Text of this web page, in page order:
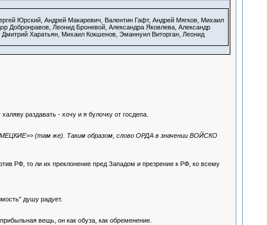
Юрский, Андрей Макаревич, Валентин Гафт, Андрей Мягков, Михаил
Добронравов, Леонид Броневой, Александра Яковлева, Александр
Харатьян, Михаил Кокшенов, Эманнуил Виторган, Леонид
раздавать - хочу и я булочку от госдепа.
(там же). Таким образом, слово ОРДА в значении ВОЙСКО
РФ, то ли их преклонение пред Западом и презрение к РФ, ко всему
душу радует.
вещь, он как обуза, как обременение.